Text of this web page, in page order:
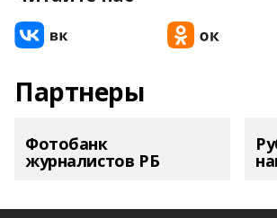
Партнеры
Фотобанк
журналистов РБ